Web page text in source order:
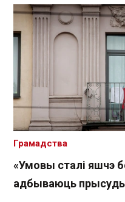
«Умовы сталі яшчэ
адбываюць прысуды
Грамадства